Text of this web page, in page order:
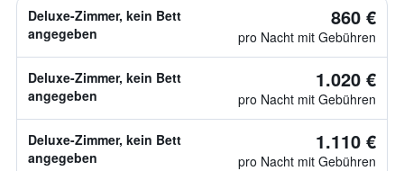
Deluxe-Zimmer, kein Bett
angegeben
860 €
pro Nacht mit Gebühren
Deluxe-Zimmer, kein Bett
angegeben
1.020 €
pro Nacht mit Gebühren
Deluxe-Zimmer, kein Bett
angegeben
1.110 €
pro Nacht mit Gebühren